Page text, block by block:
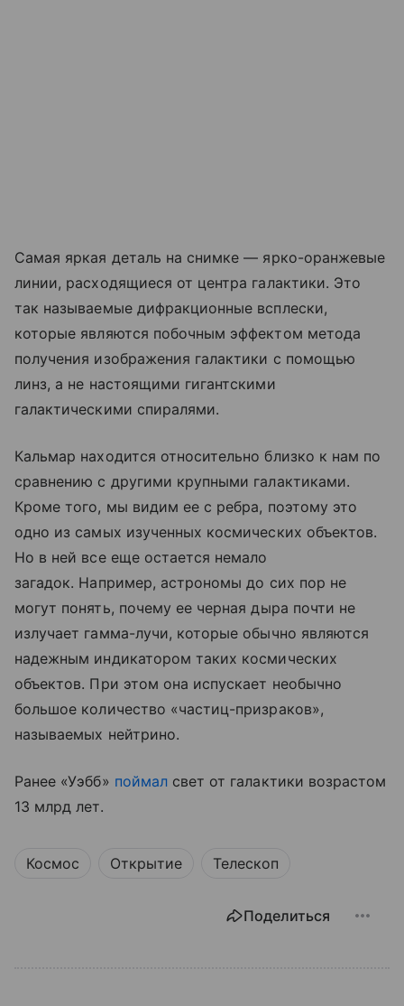
Самая яркая деталь на снимке — ярко-оранжевые
линии, расходящиеся от центра галактики. Это
так называемые дифракционные всплески,
которые являются побочным эффектом метода
получения изображения галактики с помощью
линз, а не настоящими гигантскими
галактическими спиралями.
Кальмар находится относительно близко к нам по
сравнению с другими крупными галактиками.
Кроме того, мы видим ее с ребра, поэтому это
одно из самых изученных космических объектов.
Но в ней все еще остается немало
загадок. Например, астрономы до сих пор не
могут понять, почему ее черная дыра почти не
излучает гамма-лучи, которые обычно являются
надежным индикатором таких космических
объектов. При этом она испускает необычно
большое количество «частиц-призраков»,
называемых нейтрино.
Ранее «Уэбб» поймалсвет от галактики возрастом
13 млрд лет.
Космос Открытие Телескоп
Поделиться